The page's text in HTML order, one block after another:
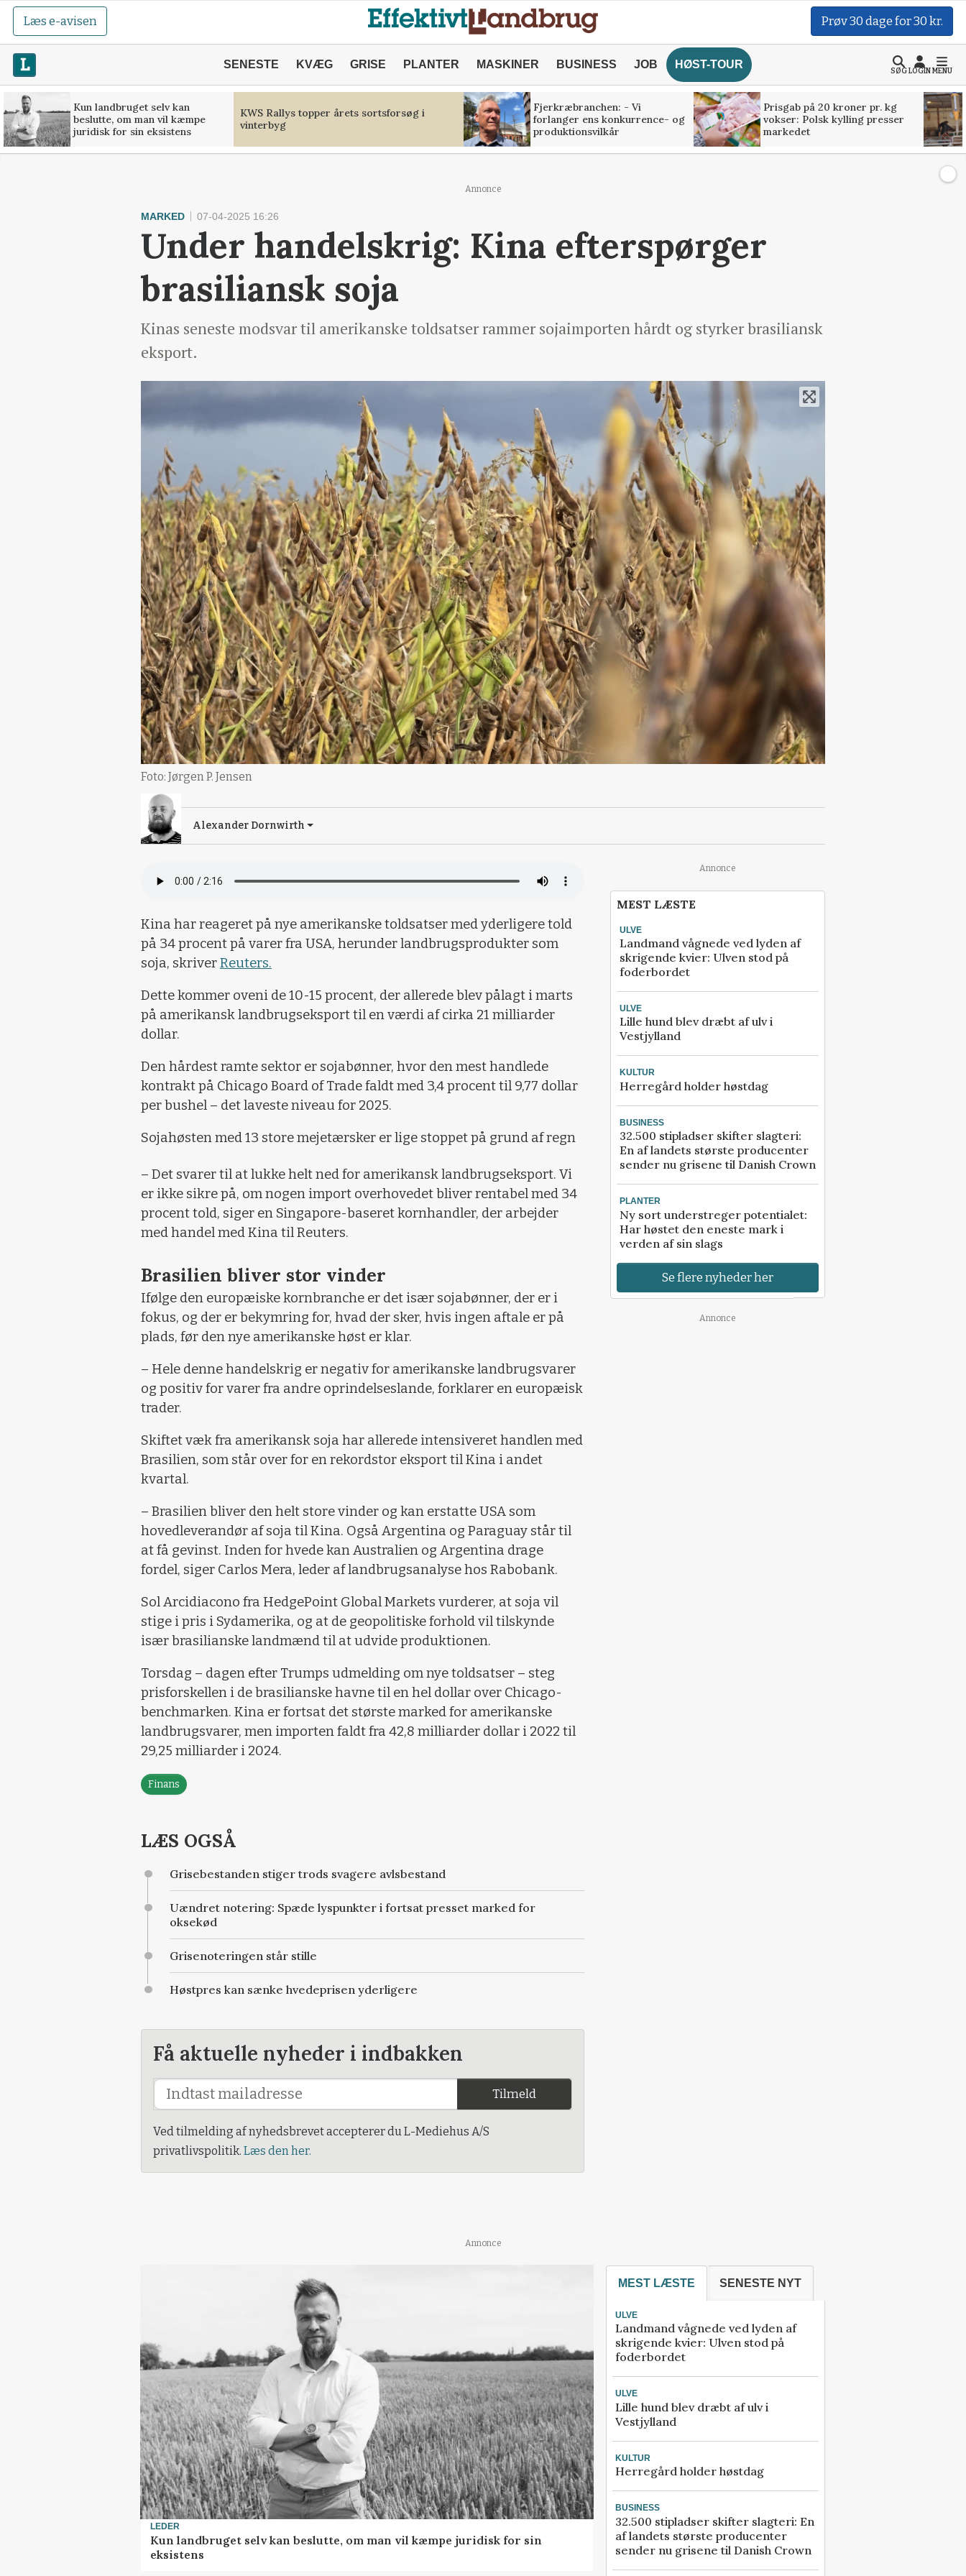
Læs e-avisen Prøv 30 dage for 30 kr.
SENESTE KVÆG GRISE PLANTER MASKINER BUSINESS JOB HØST-TOUR
SØGLOGINMENU
Kun landbruget selv kan
beslutte, om man vil kæmpe
juridisk for sin eksistens
KWS Rallys topper årets sortsforsøg i
vinterbyg
Fjerkræbranchen: - Vi
forlanger ens konkurrence- og
produktionsvilkår
Prisgab på 20 kroner pr. kg
vokser: Polsk kylling presser
markedet
Annonce
MARKED 07-04-2025 16:26
Under handelskrig: Kina efterspørger
brasiliansk soja
Kinas seneste modsvar til amerikanske toldsatser rammer sojaimporten hårdt og styrker brasiliansk
eksport.
Foto: Jørgen P. Jensen
Alexander Dornwirth
Kina har reageret på nye amerikanske toldsatser med yderligere told
på 34 procent på varer fra USA, herunder landbrugsprodukter som
soja, skriverReuters.
Dette kommer oveni de 10-15 procent, der allerede blev pålagt i marts
på amerikansk landbrugseksport til en værdi af cirka 21 milliarder
dollar.
Den hårdest ramte sektor er sojabønner, hvor den mest handlede
kontrakt på Chicago Board of Trade faldt med 3,4 procent til 9,77 dollar
per bushel – det laveste niveau for 2025.
Sojahøsten med 13 store mejetærsker er lige stoppet på grund af regn
– Det svarer til at lukke helt ned for amerikansk landbrugseksport. Vi
er ikke sikre på, om nogen import overhovedet bliver rentabel med 34
procent told, siger en Singapore-baseret kornhandler, der arbejder
med handel med Kina til Reuters.
Brasilien bliver stor vinder
Ifølge den europæiske kornbranche er det især sojabønner, der er i
fokus, og der er bekymring for, hvad der sker, hvis ingen aftale er på
plads, før den nye amerikanske høst er klar.
– Hele denne handelskrig er negativ for amerikanske landbrugsvarer
og positiv for varer fra andre oprindelseslande, forklarer en europæisk
trader.
Skiftet væk fra amerikansk soja har allerede intensiveret handlen med
Brasilien, som står over for en rekordstor eksport til Kina i andet
kvartal.
– Brasilien bliver den helt store vinder og kan erstatte USA som
hovedleverandør af soja til Kina. Også Argentina og Paraguay står til
at få gevinst. Inden for hvede kan Australien og Argentina drage
fordel, siger Carlos Mera, leder af landbrugsanalyse hos Rabobank.
Sol Arcidiacono fra HedgePoint Global Markets vurderer, at soja vil
stige i pris i Sydamerika, og at de geopolitiske forhold vil tilskynde
især brasilianske landmænd til at udvide produktionen.
Torsdag – dagen efter Trumps udmelding om nye toldsatser – steg
prisforskellen i de brasilianske havne til en hel dollar over Chicago-
benchmarken. Kina er fortsat det største marked for amerikanske
landbrugsvarer, men importen faldt fra 42,8 milliarder dollar i 2022 til
29,25 milliarder i 2024.
Finans
LÆS OGSÅ
Grisebestanden stiger trods svagere avlsbestand
Uændret notering: Spæde lyspunkter i fortsat presset marked for
oksekød
Grisenoteringen står stille
Høstpres kan sænke hvedeprisen yderligere
Få aktuelle nyheder i indbakken
Tilmeld
Ved tilmelding af nyhedsbrevet accepterer du L-Mediehus A/S
privatlivspolitik. Læs den her.
Annonce
MEST LÆSTE
ULVE
Landmand vågnede ved lyden af
skrigende kvier: Ulven stod på
foderbordet
ULVE
Lille hund blev dræbt af ulv i
Vestjylland
KULTUR
Herregård holder høstdag
BUSINESS
32.500 stipladser skifter slagteri:
En af landets største producenter
sender nu grisene til Danish Crown
PLANTER
Ny sort understreger potentialet:
Har høstet den eneste mark i
verden af sin slags
Se flere nyheder her
Annonce
Annonce
LEDER
Kun landbruget selv kan beslutte, om man vil kæmpe juridisk for sin
eksistens
MEST LÆSTE SENESTE NYT
ULVE
Landmand vågnede ved lyden af
skrigende kvier: Ulven stod på
foderbordet
ULVE
Lille hund blev dræbt af ulv i
Vestjylland
KULTUR
Herregård holder høstdag
BUSINESS
32.500 stipladser skifter slagteri: En
af landets største producenter
sender nu grisene til Danish Crown